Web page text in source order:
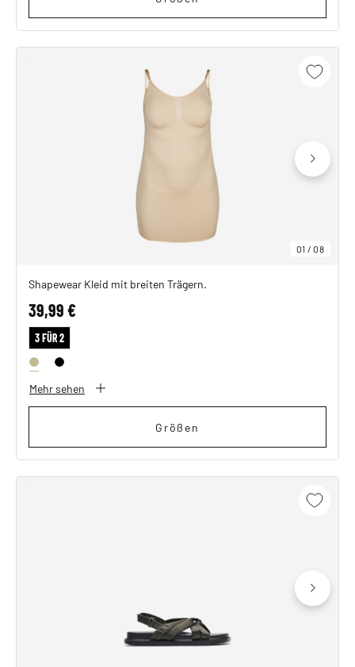
01 /08
Shapewear Kleid mit breiten Trägern.
39,99 €
3 FÜR 2
Mehr sehen
Größen